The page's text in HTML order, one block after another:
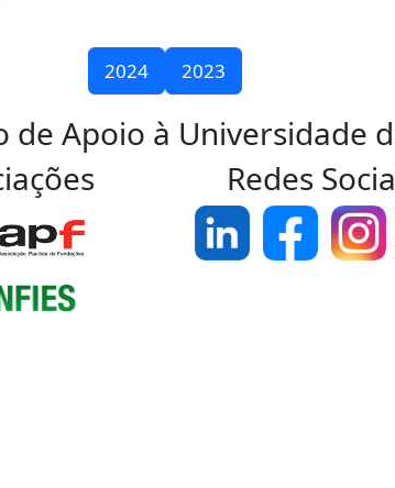
2024 2023
de Apoio à Universidade
Redes